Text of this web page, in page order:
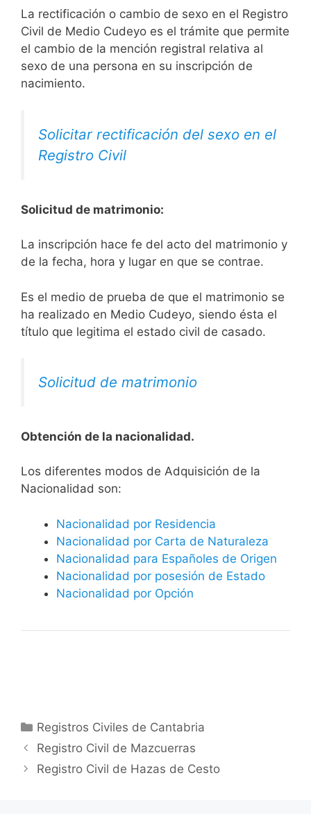
La rectificación o cambio de sexo en el Registro
Civil de Medio Cudeyo es el trámite que permite
el cambio de la mención registral relativa al
sexo de una persona en su inscripción de
nacimiento.
Solicitar rectificación del sexo en el
Registro Civil
Solicitud de matrimonio:
La inscripción hace fe del acto del matrimonio y
de la fecha, hora y lugar en que se contrae.
Es el medio de prueba de que el matrimonio se
ha realizado en Medio Cudeyo, siendo ésta el
título que legitima el estado civil de casado.
Solicitud de matrimonio
Obtención de la nacionalidad.
​​​Los diferentes modos de Adquisición de la
Nacionalidad son:
Nacionalidad por Residencia
Nacionalidad por Carta de Naturaleza
Nacionalidad para Españoles de Origen
Nacionalidad por posesión de Estado
Nacionalidad por Opción
Categorías
Registros Civiles de Cantabria
Registro Civil de Mazcuerras
Registro Civil de Hazas de Cesto